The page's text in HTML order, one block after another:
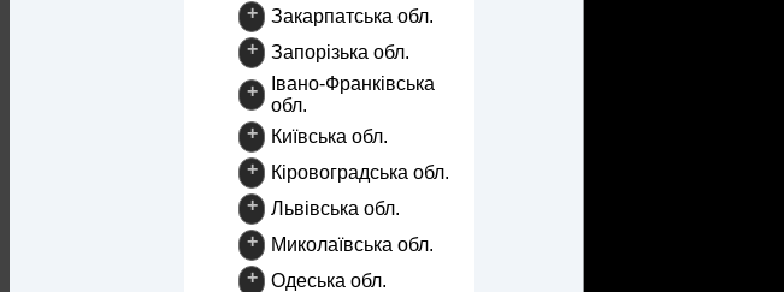
+
Закарпатська обл.
+
Запорізька обл.
+
Івано-Франківська
обл.
+
Київська обл.
+
Кіровоградська обл.
+
Львівська обл.
+
Миколаївська обл.
+
Одеська обл.